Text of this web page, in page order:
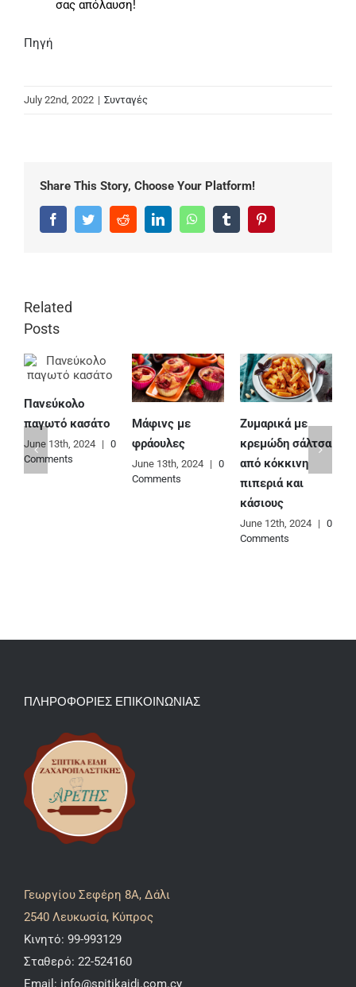
σας απόλαυση!
Πηγή
July 22nd, 2022 | Συνταγές
Share This Story, Choose Your Platform!
FacebookTwitterRedditLinkedInWhatsAppTumblr
Related
Posts
Πανεύκολο
παγωτό κασάτο
June 13th, 2024 | 0
Comments
Μάφινς με
φράουλες
June 13th, 2024 | 0
Comments
Ζυμαρικά με
κρεμώδη σάλτσα
από κόκκινη
πιπεριά και
κάσιους
June 12th, 2024 | 0
Comments
ΠΛΗΡΟΦΟΡΙΕΣ ΕΠΙΚΟΙΝΩΝΙΑΣ
Γεωργίου Σεφέρη 8A, Δάλι
2540 Λευκωσία, Κύπρος
Κινητό: 99-993129
Σταθερό: 22-524160
Email: info@spitikaidi.com.cy